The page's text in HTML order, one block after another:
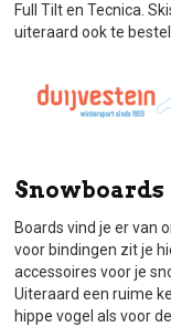
Full Tilt en Tecnica.
uiteraard ook te
Snowboards
Boards vind je er van
voor bindingen zit je
accessoires voor je
Uiteraard een ruime
hippe vogel als voor